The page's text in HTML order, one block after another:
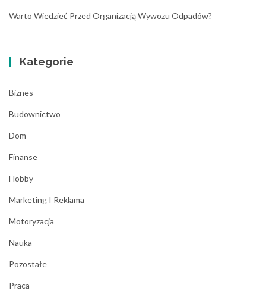
Warto Wiedzieć Przed Organizacją Wywozu Odpadów?
Kategorie
Biznes
Budownictwo
Dom
Finanse
Hobby
Marketing I Reklama
Motoryzacja
Nauka
Pozostałe
Praca